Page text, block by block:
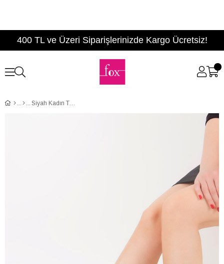
400 TL ve Üzeri Siparişlerinizde Kargo Ücretsiz!
Siyah Kadın Topuklu Ayakkabı F283286502